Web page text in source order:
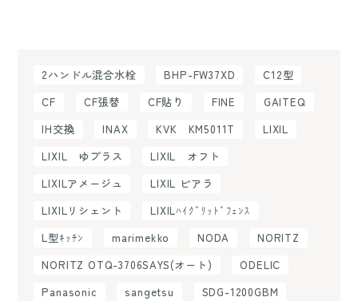
2ハンドル混合水栓 BHP-FW37XD
C12型
CF
CF張替 CF貼り FINE
GAITEQ
IH交換
INAX KVK KM5011T
LIXIL
LIXIL ゆプラス
LIXIL オフト
LIXILアメージュ
LIXIL ピアラ
LIXILリシェント
LIXILﾊｲｸﾞﾘｯﾄﾞﾌｪﾝｽ
L型ｷｯﾁﾝ
marimekko NODA
NORITZ
NORITZ OTQ-3706SAYS(オート)
ODELIC
Panasonic
sangetsu
SDG-1200GBM